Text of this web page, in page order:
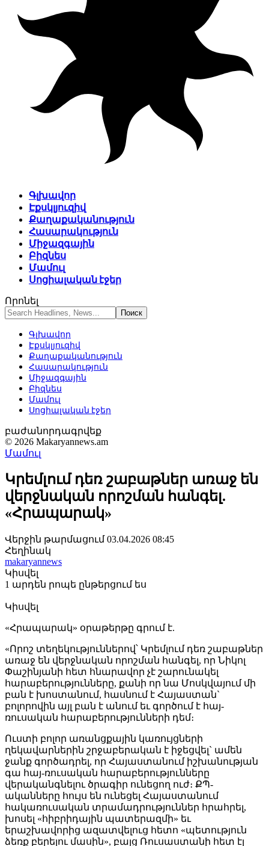
Գլխավոր
Էքսկլյուզիվ
Քաղաքականություն
Հասարակություն
Միջազգային
Բիզնես
Մամուլ
Սոցիալական էջեր
Որոնել
Գլխավոր
Էքսկլյուզիվ
Քաղաքականություն
Հասարակություն
Միջազգային
Բիզնես
Մամուլ
Սոցիալական էջեր
բաժանորդագրվեք
© 2026 Makaryannews.am
Մամուլ
Կրեմլում դեռ շաբաթներ առաջ են
վերջնական որոշման հանգել.
«Հրապարակ»
Վերջին թարմացում 03.04.2026 08:45
Հեղինակ
makaryannews
Կիսվել
1 արդեն րոպե ընթերցում ես
Կիսվել
«Հրապարակ» օրաթերթը գրում է.
«Որոշ տեղեկություններով՝ Կրեմլում դեռ շաբաթներ
առաջ են վերջնական որոշման հանգել, որ Նիկոլ
Փաշինյանի հետ հնարավոր չէ շարունակել
հարաբերությունները, քանի որ նա Մոսկվայում մի
բան է խոստանում, հասնում է Հայաստան`
բոլորովին այլ բան է անում եւ գործում է հայ-
ռուսական հարաբերությունների դեմ։
Ուստի բոլոր առանցքային կառույցների
ղեկավարներին շրջաբերական է իջեցվել` ամեն
ջանք գործադրել, որ Հայաստանում իշխանության
գա հայ-ռուսական հարաբերությունները
վերականգնելու ծրագիր ունեցող ուժ։ ՔՊ-
ականները հույս են ունեցել Հայաստանում
հակառուսական տրամադրություններ հրահրել,
խոսել «հիբրիդային պատերազմի» եւ
երաշխավորից ազատվելուց հետո «պետություն
ձեռք բերելու մասին», բայց Ռուսաստանի հետ էլ